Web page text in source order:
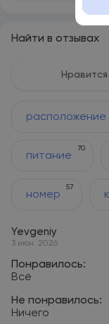
Найти в отзывах
Нравится
расположение
питание
70
номер
57
Yevgeniy
3 июн. 2026
Понравилось:
Всё
Не понравилось:
Ничего